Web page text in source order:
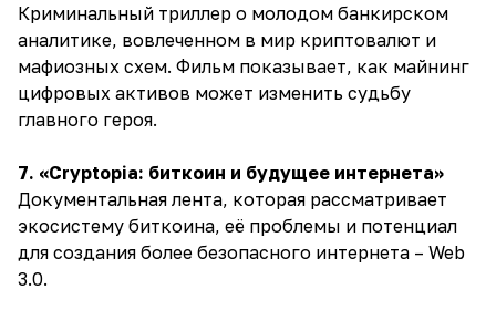
Криминальный триллер о молодом банкирском
аналитике, вовлеченном в мир криптовалют и
мафиозных схем. Фильм показывает, как майнинг
цифровых активов может изменить судьбу
главного героя.
7. «Cryptopia: биткоин и будущее интернета»
Документальная лента, которая рассматривает
экосистему биткоина, её проблемы и потенциал
для создания более безопасного интернета – Web
3.0.